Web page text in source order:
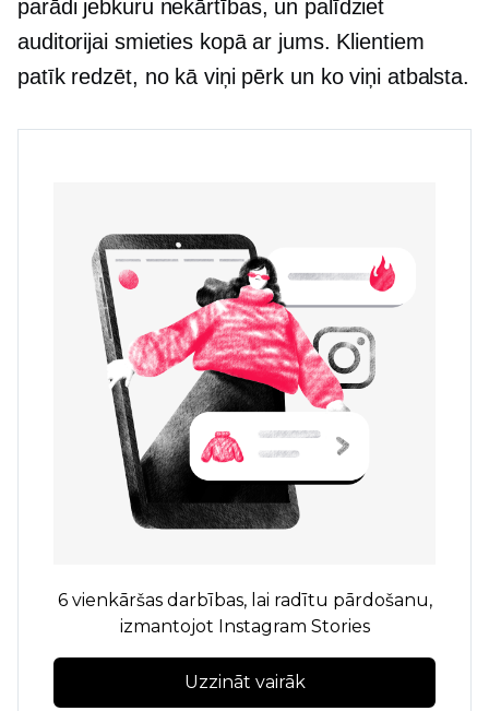
parādi jebkuru nekārtības, un palīdziet
auditorijai smieties kopā ar jums. Klientiem
patīk redzēt, no kā viņi pērk un ko viņi atbalsta.
6 vienkāršas darbības, lai radītu pārdošanu,
izmantojot Instagram Stories
Uzzināt vairāk